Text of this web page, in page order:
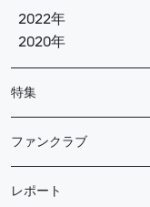
2022年
2020年
特集
ファンクラブ
レポート